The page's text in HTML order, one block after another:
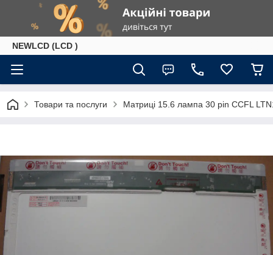
NEWLCD (LCD )
Товари та послуги Матриці 15.6 лампа 30 pin CCFL